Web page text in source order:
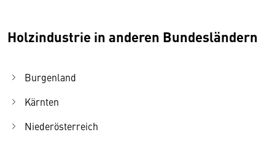
Holzindustrie in anderen Bundesländern
Burgenland
Kärnten
Niederösterreich